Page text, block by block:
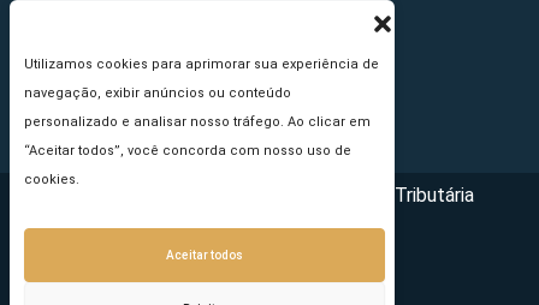
Utilizamos cookies para aprimorar sua experiência de
navegação, exibir anúncios ou conteúdo
personalizado e analisar nosso tráfego. Ao clicar em
“Aceitar todos”, você concorda com nosso uso de
cookies.
Aceitar todos
Princípios Editoriais
Copyright © 2026 - Portal da Reforma Tributária